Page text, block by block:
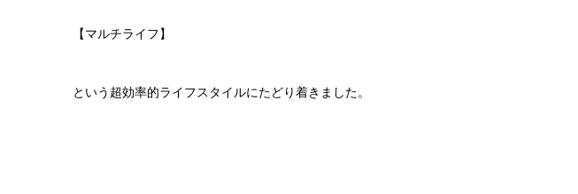
【マルチライフ】
という超効率的ライフスタイルにたどり着きました。